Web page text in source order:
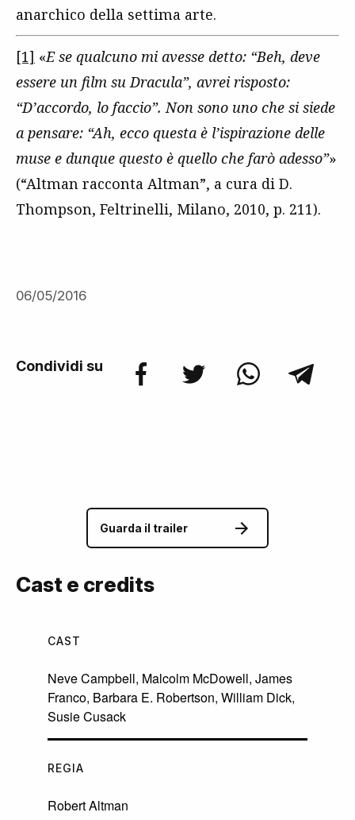
anarchico della settima arte.
[1] «E se qualcuno mi avesse detto: “Beh, deve
essere un film su Dracula”, avrei risposto:
“D’accordo, lo faccio”. Non sono uno che si siede
a pensare: “Ah, ecco questa è l’ispirazione delle
muse e dunque questo è quello che farò adesso”»
(“Altman racconta Altman”, a cura di D.
Thompson, Feltrinelli, Milano, 2010, p. 211).
06/05/2016
Condividi su
Guarda il trailer
Cast e credits
CAST
Neve Campbell, Malcolm McDowell, James
Franco, Barbara E. Robertson, William Dick,
Susie Cusack
REGIA
Robert Altman